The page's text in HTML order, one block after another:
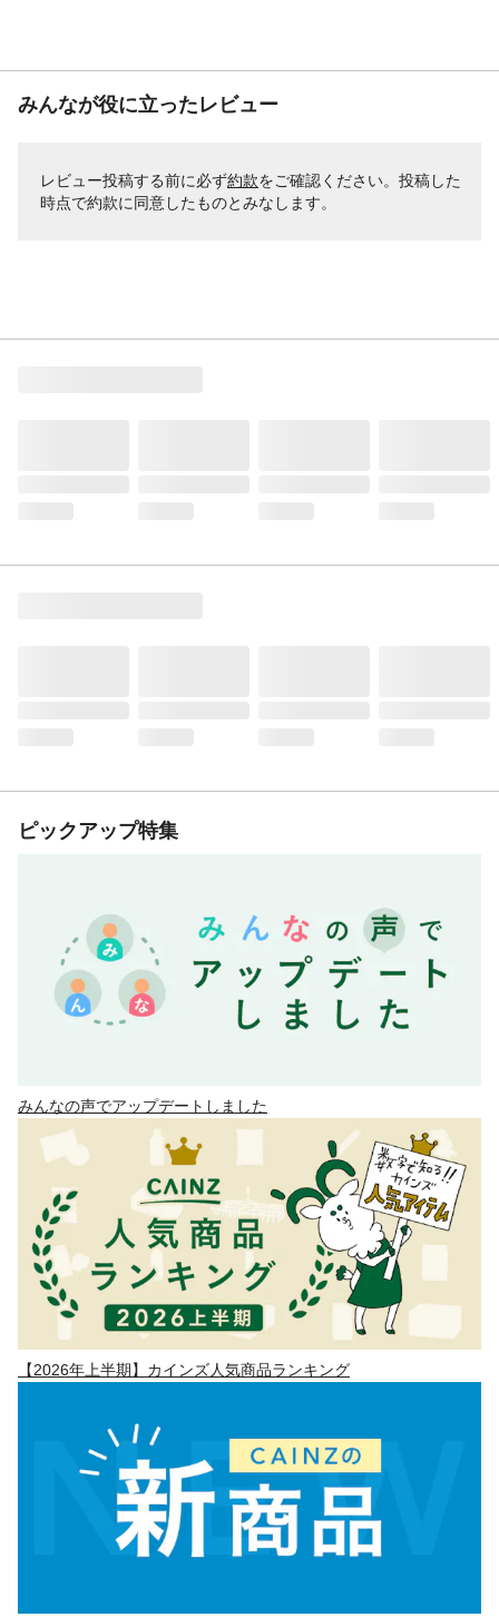
みんなが役に立ったレビュー
レビュー投稿する前に必ず約款をご確認ください。投稿した
時点で約款に同意したものとみなします。
ピックアップ特集
みんなの声でアップデートしました
【2026年上半期】カインズ人気商品ランキング